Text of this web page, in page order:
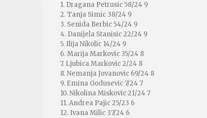
1. Dragana Petrusic 58/24 9
2. Tanja Simic 38/24 9
3. Senida Berbic 54/24 9
4. Danijela Stanisic 22/24 9
5. Ilija Nikolic 14/24 9
6. Marija Markovic 35/24 8
7. Ljubica Markovic 2/24 8
8. Nemanja Jovanovic 69/24 8
9. Emina Godusevic 7/24 7
10. Nikolina Miskovic 21/24 7
11. Andrea Pajic 25/23 6
12. Ivana Milic 37/24 6